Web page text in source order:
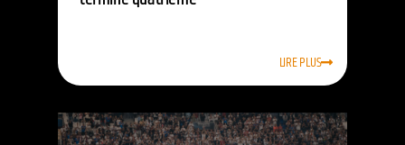
LIRE PLUS